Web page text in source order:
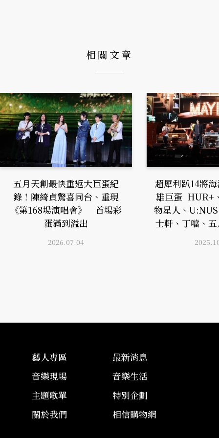
相關文章
五月天創最快重返大巨蛋紀
錄！陳綺貞驚喜同台、重現
《第168場演唱會》 首場彩
蛋滿到溢出
2026.07.04
超犀利趴14將
雄巨蛋 HUR+
物星人、
士軒、丁噹、
藝人專區
最新消息
音樂現場
音樂生活
主題歌單
特別企劃
關於我們
相信購物網